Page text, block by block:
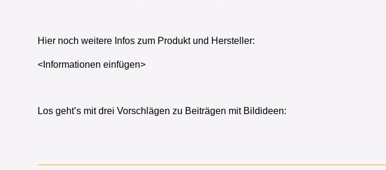
Hier noch weitere Infos zum Produkt und Hersteller:
<Informationen einfügen>
Los geht’s mit drei Vorschlägen zu Beiträgen mit Bildideen: